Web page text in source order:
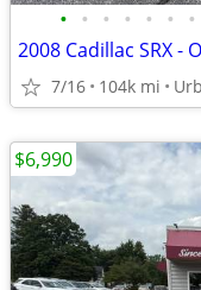
• • • • • • •
2008 Cadillac SRX -
7/16 104k mi
$6,990